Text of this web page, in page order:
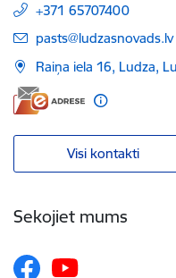
+371 65707400
E-pasts:
pasts@ludzasnovads.lv
Raiņa iela 16, Ludza,
Visi kontakti
Sekojiet mums